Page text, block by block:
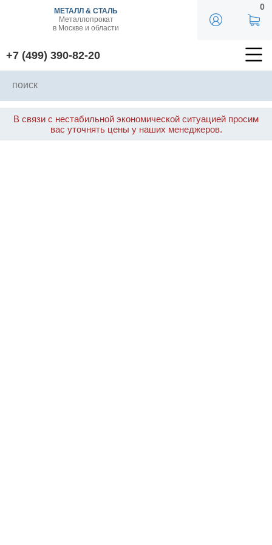
МЕТАЛЛ & СТАЛЬ
Металлопрокат
в Москве и области
+7 (499) 390-82-20
0
В связи с нестабильной экономической ситуацией просим
вас уточнять цены у наших менеджеров.